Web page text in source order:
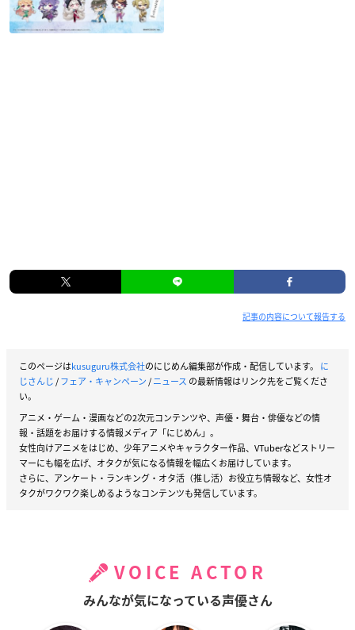
記事の内容について報告する
このページはkusuguru株式会社のにじめん編集部が作成・配信しています。 に
じさんじ/フェア・キャンペーン/ニュース の最新情報はリンク先をご覧くださ
い。
アニメ・ゲーム・漫画などの2次元コンテンツや、声優・舞台・俳優などの情
報・話題をお届けする情報メディア「にじめん」。
女性向けアニメをはじめ、少年アニメやキャラクター作品、VTuberなどストリー
マーにも幅を広げ、オタクが気になる情報を幅広くお届けしています。
さらに、アンケート・ランキング・オタ活（推し活）お役立ち情報など、女性オ
タクがワクワク楽しめるようなコンテンツも発信しています。
VOICE ACTOR
みんなが気になっている声優さん